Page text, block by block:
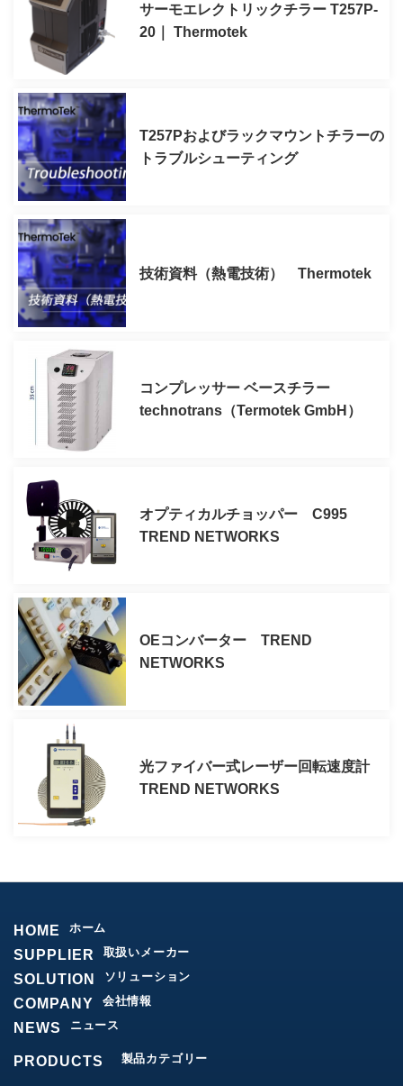
サーモエレクトリックチラー T257P-
20｜ Thermotek
T257Pおよびラックマウントチラーの
トラブルシューティング
技術資料（熱電技術） Thermotek
コンプレッサー ベースチラー
technotrans（Termotek GmbH）
オプティカルチョッパー C995
TREND NETWORKS
OEコンバーター TREND
NETWORKS
光ファイバー式レーザー回転速度計
TREND NETWORKS
HOME ホーム
SUPPLIER 取扱いメーカー
SOLUTION ソリューション
COMPANY 会社情報
NEWS ニュース
PRODUCTS 製品カテゴリー